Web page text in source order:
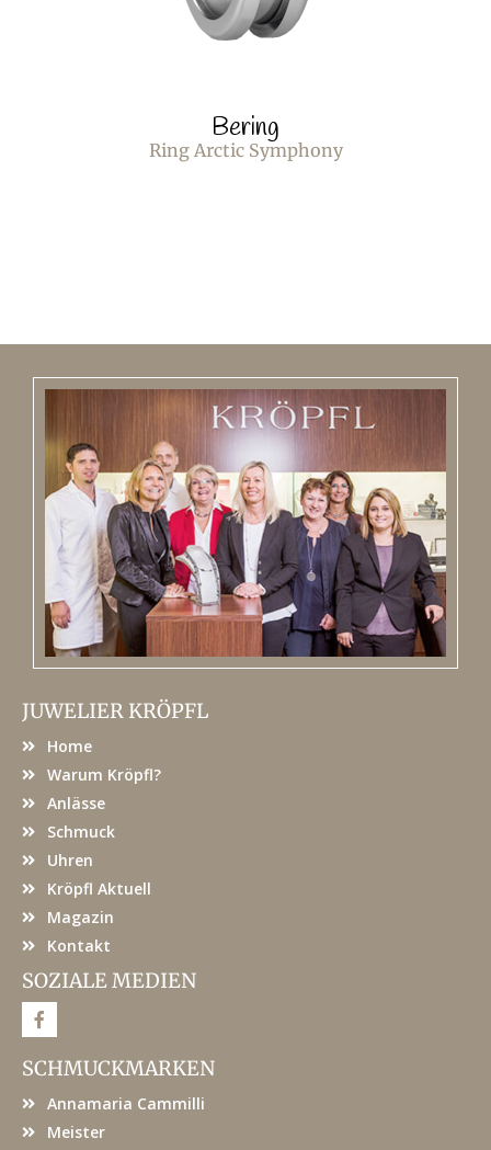
Bering
Ring Arctic Symphony
JUWELIER KRÖPFL
Home
Warum Kröpfl?
Anlässe
Schmuck
Uhren
Kröpfl Aktuell
Magazin
Kontakt
SOZIALE MEDIEN
F
a
e
b
o
SCHMUCKMARKEN
Annamaria Cammilli
Meister